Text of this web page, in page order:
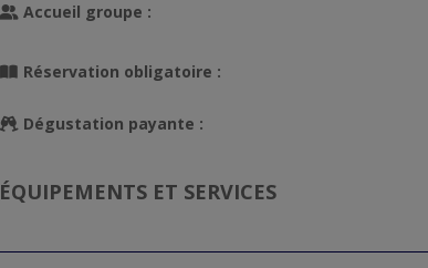
Accueil groupe :
Réservation obligatoire :
Dégustation payante :
ÉQUIPEMENTS ET SERVICES